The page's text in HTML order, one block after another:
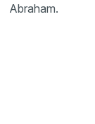
Abraham.